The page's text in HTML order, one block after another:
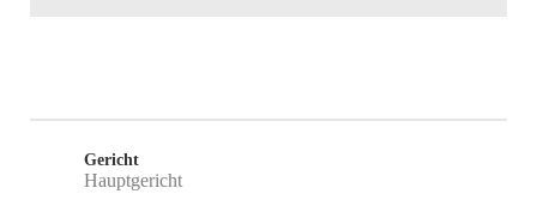
Gericht
Hauptgericht